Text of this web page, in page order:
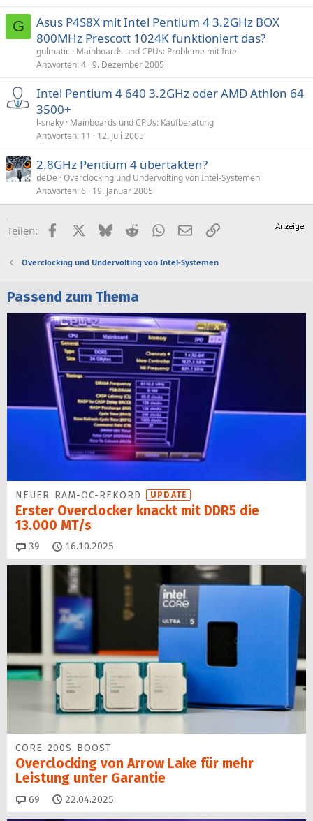
G
Asus P4S8X mit Intel Pentium 4 3.2GHz BOX
800MHz Prescott 1024K funktioniert das?
gulmatic
Mainboards und CPUs: Probleme mit Intel
Antworten 4 9. Dezember 2005
Intel Pentium 4 640 3.2GHz oder AMD Athlon 64
3500+
l-snaky Mainboards und CPUs: Kaufberatung
Antworten 11 12. Juli 2005
2.8GHz Pentium 4 übertakten?
deDe Overclocking und Undervolting von Intel-Systemen
Antworten 6 19. Januar 2005
Teilen: FacebookX (Twitter)
BlueskyRedditWhatsApp
E-MailLink
Overclocking und Undervolting von Intel-Systemen
Passend zum Thema
NEUER RAM-OC-REKORD UPDATE
Erster Overclocker knackt mit DDR5 die
13.000 MT/s
39 Kommentare
16.10.2025
CORE 200S BOOST
Overclocking von Arrow Lake für mehr
Leistung unter Garantie
69 Kommentare
22.04.2025